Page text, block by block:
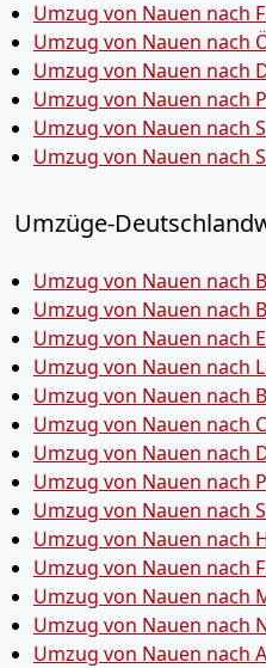
Umzug von Nauen nach
Umzug von Nauen nach
Umzug von Nauen nach
Umzug von Nauen nach
Umzug von Nauen nach
Umzug von Nauen nach
Umzüge-
Umzug von Nauen nach
Umzug von Nauen nach
Umzug von Nauen nach
Umzug von Nauen nach
Umzug von Nauen nach
Umzug von Nauen nach
Umzug von Nauen nach
Umzug von Nauen nach
Umzug von Nauen nach
Umzug von Nauen nach
Umzug von Nauen nach
Umzug von Nauen nach
Umzug von Nauen nach
Umzug von Nauen nach